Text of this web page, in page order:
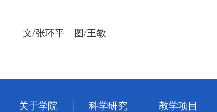
文/张环平 图/王敏
关于学院 科学研究
教学项目